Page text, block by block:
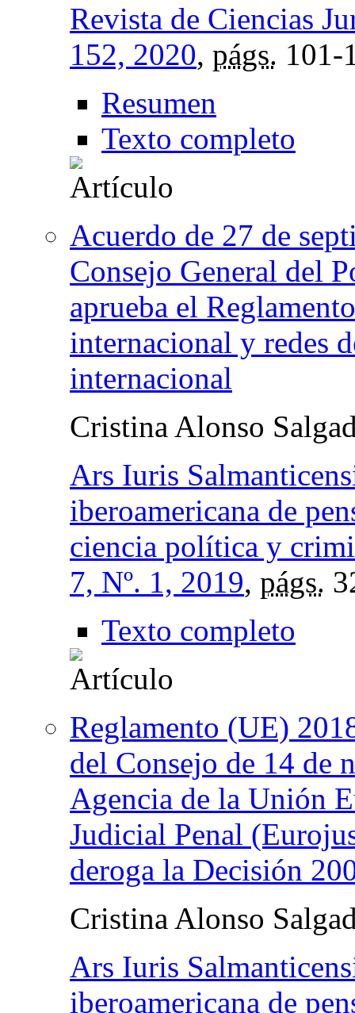
Revista de Ciencias
152, 2020, págs. 101-
Resumen
Texto completo
Acuerdo de 27 de
Consejo General del
aprueba el
internacional y redes
internacional
Cristina Alonso
Ars Iuris
iberoamericana de
ciencia política y
7, Nº. 1, 2019, págs.
Texto completo
Reglamento (UE)
del Consejo de 14 de
Agencia de la Unión
Judicial Penal
deroga la Decisión
Cristina Alonso
Ars Iuris
iberoamericana de